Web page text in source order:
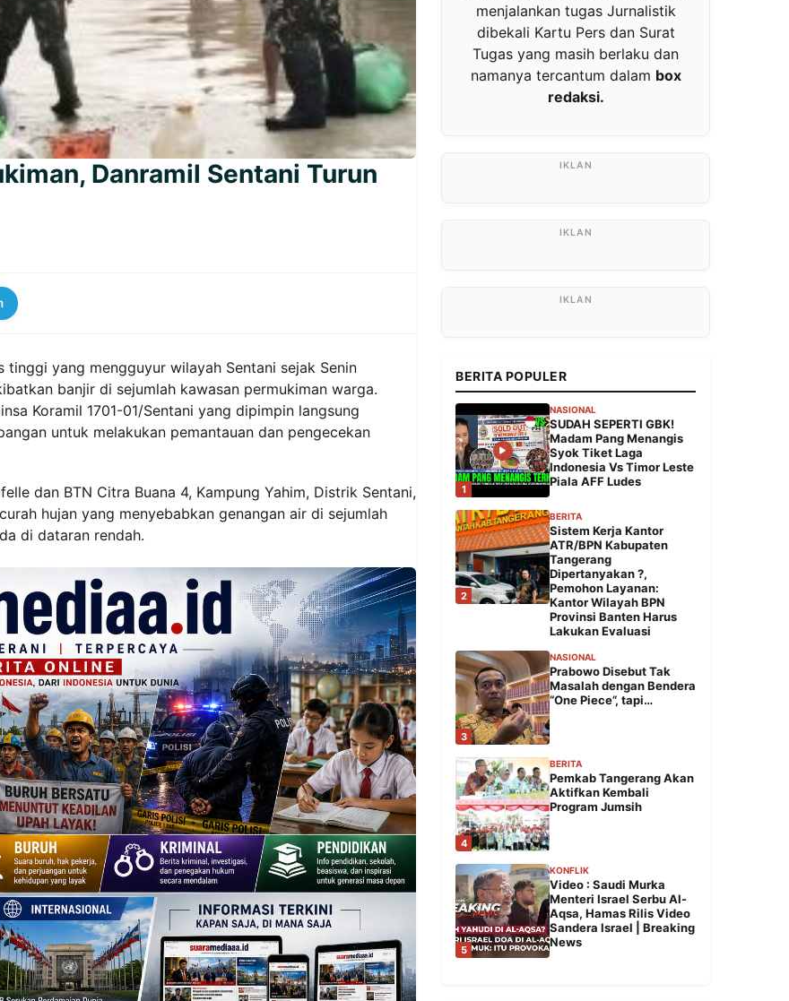
Danramil Sentani Turun
tinggi yang mengguyur wilayah Sentani sejak Senin
banjir di sejumlah kawasan permukiman warga.
Koramil 1701-01/Sentani yang dipimpin langsung
untuk melakukan pemantauan dan pengecekan
dan BTN Citra Buana 4, Kampung Yahim, Distrik Sentani,
hujan yang menyebabkan genangan air di sejumlah
di dataran rendah.
menjalankan tugas Jurnalistik
dibekali Kartu Pers dan Surat
Tugas yang masih berlaku dan
namanya tercantum dalam box
redaksi.
BERITA POPULER
1
NASIONAL
SUDAH SEPERTI GBK!
Madam Pang Menangis
Syok Tiket Laga
Indonesia Vs Timor Leste
Piala AFF Ludes
2
BERITA
Sistem Kerja Kantor
ATR/BPN Kabupaten
Tangerang
Dipertanyakan ?,
Pemohon Layanan:
Kantor Wilayah BPN
Provinsi Banten Harus
Lakukan Evaluasi
3
NASIONAL
Prabowo Disebut Tak
Masalah dengan Bendera
“One Piece”, tapi…
4
BERITA
Pemkab Tangerang Akan
Aktifkan Kembali
Program Jumsih
5
KONFLIK
Video : Saudi Murka
Menteri Israel Serbu Al-
Aqsa, Hamas Rilis Video
Sandera Israel | Breaking
News